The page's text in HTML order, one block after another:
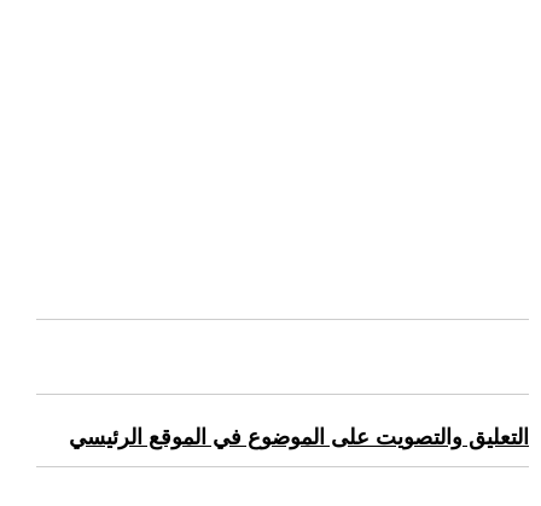
التعليق والتصويت على الموضوع في الموقع الرئيسي